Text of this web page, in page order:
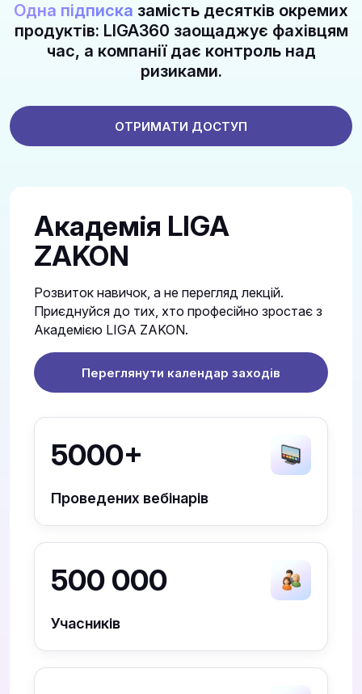
Одна підписка замість десятків окремих
продуктів: LIGA360 заощаджує фахівцям
час, а компанії дає контроль над
ризиками.
ОТРИМАТИ ДОСТУП
Академія LIGA
ZAKON
Розвиток навичок, а не перегляд лекцій.
Приєднуйся до тих, хто професійно зростає з
Академією LIGA ZAKON.
Переглянути календар заходів
5000+
Проведених вебінарів
500 000
Учасників